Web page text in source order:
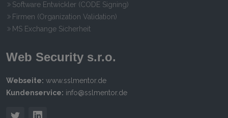
Software Entwickler (CODE Signing)
Firmen (Organization Validation)
MS Exchange Sicherheit
Web Security s.r.o.
Webseite: www.sslmentor.de
Kundenservice: info@sslmentor.de